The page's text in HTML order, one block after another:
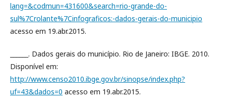
lang=&codmun=431600&search=rio-grande-do-
sul%7Crolante%7Cinfograficos:-dados-gerais-do-municipio
acesso em 19.abr.2015.
______. Dados gerais do município. Rio de Janeiro: IBGE. 2010.
Disponível em:
http://www.censo2010.ibge.gov.br/sinopse/index.php?
uf=43&dados=0 acesso em 19.abr.2015.